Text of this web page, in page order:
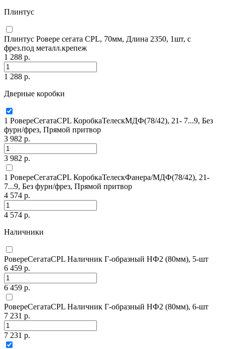
Плинтус
Плинтус Ровере сегата CPL, 70мм, Длина 2350, 1шт, с
фрез.под металл.крепеж
1 288 р.
1 288 р.
Дверные коробки
1 РовереСегатаCPL КоробкаТелескМДФ(78/42), 21- 7...9, Без
фурн/фрез, Прямой притвор
3 982 р.
3 982 р.
1 РовереСегатаCPL КоробкаТелескФанера/МДФ(78/42), 21-
7...9, Без фурн/фрез, Прямой притвор
4 574 р.
4 574 р.
Наличники
РовереСегатаCPL Наличник Г-образный НФ2 (80мм), 5-шт
6 459 р.
6 459 р.
РовереСегатаCPL Наличник Г-образный НФ2 (80мм), 6-шт
7 231 р.
7 231 р.